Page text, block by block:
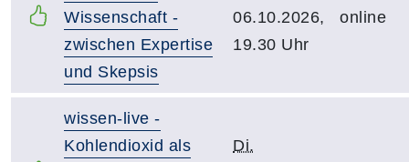
Wissenschaft -
zwischen Expertise
und Skepsis
06.10.2026,
19.30 Uhr
online
wissen-live -
Kohlendioxid als
Di.